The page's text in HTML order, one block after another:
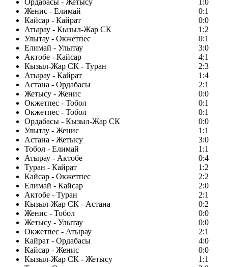
Ордабасы - Жетысу
1:0
Женис - Елимай
0:1
Кайсар - Кайрат
0:0
Атырау - Кызыл-Жар СК
1:2
Улытау - Окжетпес
0:1
Елимай - Улытау
3:0
Актобе - Кайсар
4:1
Кызыл-Жар СК - Туран
2:3
Атырау - Кайрат
1:4
Астана - Ордабасы
2:1
Жетысу - Женис
0:0
Окжетпес - Тобол
0:1
Окжетпес - Тобол
0:1
Ордабасы - Кызыл-Жар СК
0:0
Улытау - Женис
1:1
Астана - Жетысу
3:0
Тобол - Елимай
1:1
Атырау - Актобе
0:4
Туран - Кайрат
1:2
Кайсар - Окжетпес
2:2
Елимай - Кайсар
2:0
Актобе - Туран
2:1
Кызыл-Жар СК - Астана
0:2
Женис - Тобол
0:0
Жетысу - Улытау
0:0
Окжетпес - Атырау
2:1
Кайрат - Ордабасы
4:0
Кайсар - Женис
0:0
Кызыл-Жар СК - Жетысу
1:1